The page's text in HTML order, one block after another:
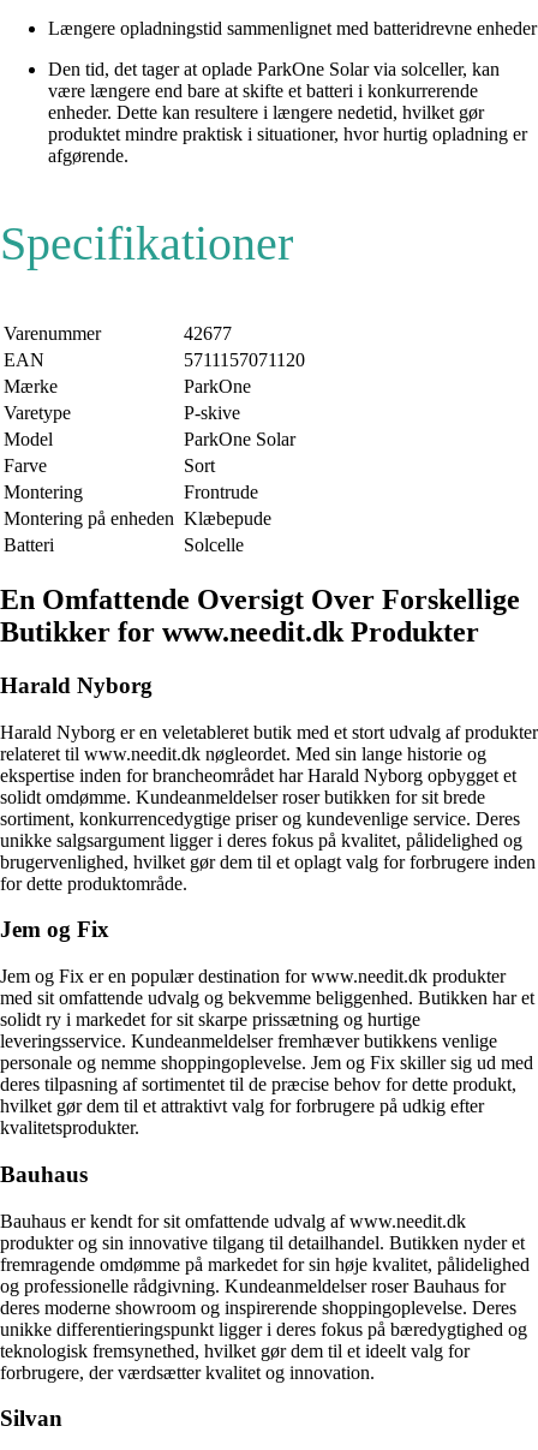
Længere opladningstid sammenlignet med batteridrevne enheder
Den tid, det tager at oplade ParkOne Solar via solceller, kan
være længere end bare at skifte et batteri i konkurrerende
enheder. Dette kan resultere i længere nedetid, hvilket gør
produktet mindre praktisk i situationer, hvor hurtig opladning er
afgørende.
Specifikationer
Varenummer
42677
EAN
5711157071120
Mærke
ParkOne
Varetype
P-skive
Model
ParkOne Solar
Farve
Sort
Montering
Frontrude
Montering på enheden Klæbepude
Batteri
Solcelle
En Omfattende Oversigt Over Forskellige
Butikker for www.needit.dk Produkter
Harald Nyborg
Harald Nyborg er en veletableret butik med et stort udvalg af produkter
relateret til www.needit.dk nøgleordet. Med sin lange historie og
ekspertise inden for brancheområdet har Harald Nyborg opbygget et
solidt omdømme. Kundeanmeldelser roser butikken for sit brede
sortiment, konkurrencedygtige priser og kundevenlige service. Deres
unikke salgsargument ligger i deres fokus på kvalitet, pålidelighed og
brugervenlighed, hvilket gør dem til et oplagt valg for forbrugere inden
for dette produktområde.
Jem og Fix
Jem og Fix er en populær destination for www.needit.dk produkter
med sit omfattende udvalg og bekvemme beliggenhed. Butikken har et
solidt ry i markedet for sit skarpe prissætning og hurtige
leveringsservice. Kundeanmeldelser fremhæver butikkens venlige
personale og nemme shoppingoplevelse. Jem og Fix skiller sig ud med
deres tilpasning af sortimentet til de præcise behov for dette produkt,
hvilket gør dem til et attraktivt valg for forbrugere på udkig efter
kvalitetsprodukter.
Bauhaus
Bauhaus er kendt for sit omfattende udvalg af www.needit.dk
produkter og sin innovative tilgang til detailhandel. Butikken nyder et
fremragende omdømme på markedet for sin høje kvalitet, pålidelighed
og professionelle rådgivning. Kundeanmeldelser roser Bauhaus for
deres moderne showroom og inspirerende shoppingoplevelse. Deres
unikke differentieringspunkt ligger i deres fokus på bæredygtighed og
teknologisk fremsynethed, hvilket gør dem til et ideelt valg for
forbrugere, der værdsætter kvalitet og innovation.
Silvan